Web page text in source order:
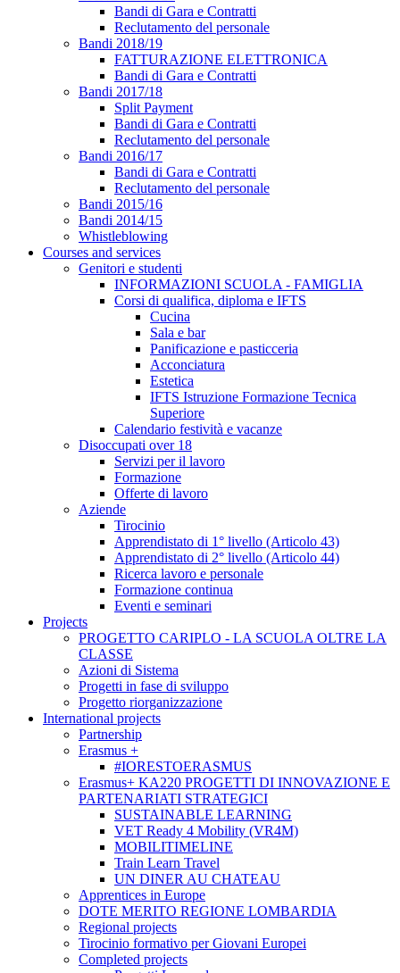
Bandi di Gara e Contratti
Reclutamento del personale
Bandi 2018/19
FATTURAZIONE ELETTRONICA
Bandi di Gara e Contratti
Bandi 2017/18
Split Payment
Bandi di Gara e Contratti
Reclutamento del personale
Bandi 2016/17
Bandi di Gara e Contratti
Reclutamento del personale
Bandi 2015/16
Bandi 2014/15
Whistleblowing
Courses and services
Genitori e studenti
INFORMAZIONI SCUOLA - FAMIGLIA
Corsi di qualifica, diploma e IFTS
Cucina
Sala e bar
Panificazione e pasticceria
Acconciatura
Estetica
IFTS Istruzione Formazione Tecnica
Superiore
Calendario festività e vacanze
Disoccupati over 18
Servizi per il lavoro
Formazione
Offerte di lavoro
Aziende
Tirocinio
Apprendistato di 1° livello (Articolo 43)
Apprendistato di 2° livello (Articolo 44)
Ricerca lavoro e personale
Formazione continua
Eventi e seminari
Projects
PROGETTO CARIPLO - LA SCUOLA OLTRE LA
CLASSE
Azioni di Sistema
Progetti in fase di sviluppo
Progetto riorganizzazione
International projects
Partnership
Erasmus +
#IORESTOERASMUS
Erasmus+ KA220 PROGETTI DI INNOVAZIONE E
PARTENARIATI STRATEGICI
SUSTAINABLE LEARNING
VET Ready 4 Mobility (VR4M)
MOBILITIMELINE
Train Learn Travel
UN DINER AU CHATEAU
Apprentices in Europe
DOTE MERITO REGIONE LOMBARDIA
Regional projects
Tirocinio formativo per Giovani Europei
Completed projects